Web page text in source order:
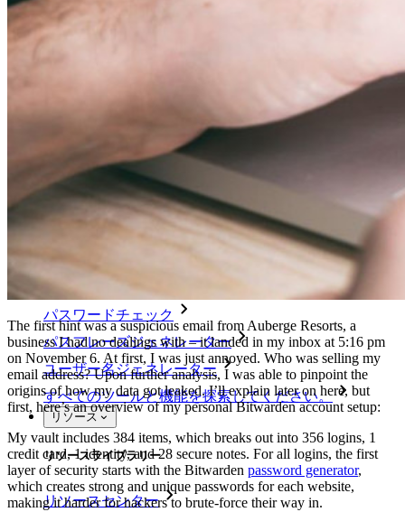
ビジネスプランのトップ機能
Self-hosting Bitwarden
エンタープライズポリシー
アカウント回復
パスワード生成ツール
パスワードチェック
パスフレーズジェネレーター
ユーザー名ジェネレーター
すべてのツールと機能を探索してください。
リソース
リソースライブラリー
リソースセンター
The first hint was a suspicious email from Auberge Resorts, a
business I had no dealings with – it landed in my inbox at 5:16 pm
on November 6. At first, I was just annoyed. Who was selling my
email address? Upon further analysis, I was able to pinpoint the
origins of how my data got leaked. I’ll explain later on here, but
first, here’s an overview of my personal Bitwarden account setup:
My vault includes 384 items, which breaks out into 356 logins, 1
credit card, 1 identity, and 28 secure notes. For all logins, the first
layer of security starts with the Bitwarden password generator,
which creates strong and unique passwords for each website,
making it harder for hackers to brute-force their way in.